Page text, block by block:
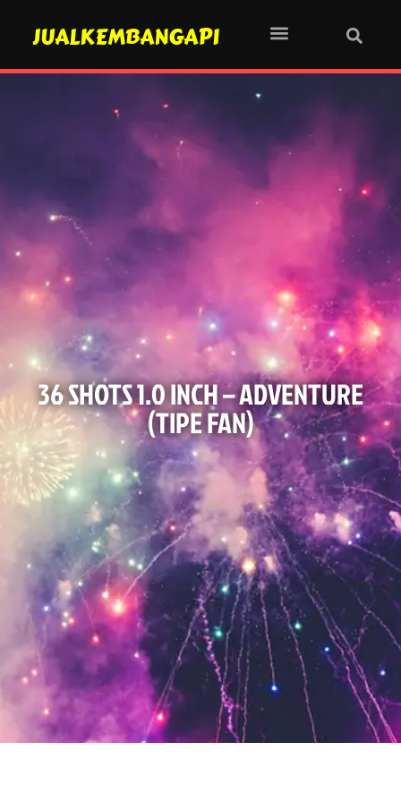
JUALKEMBANGAPI
36 SHOTS 1.0 INCH – ADVENTURE
(TIPE FAN)